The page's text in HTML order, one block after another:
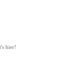
hier!